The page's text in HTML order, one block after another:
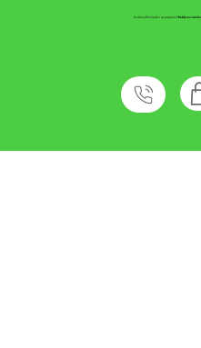
Huidoneffenheden verwijderen?Bekijk ons